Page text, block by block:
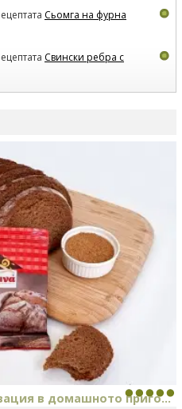
Сьомга на фурна
Свински ребра с
в домашното приго...